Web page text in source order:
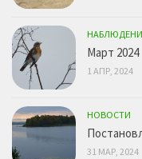
Март 2024
1 АПР, 2024
НОВОСТИ
31 МАР, 2024